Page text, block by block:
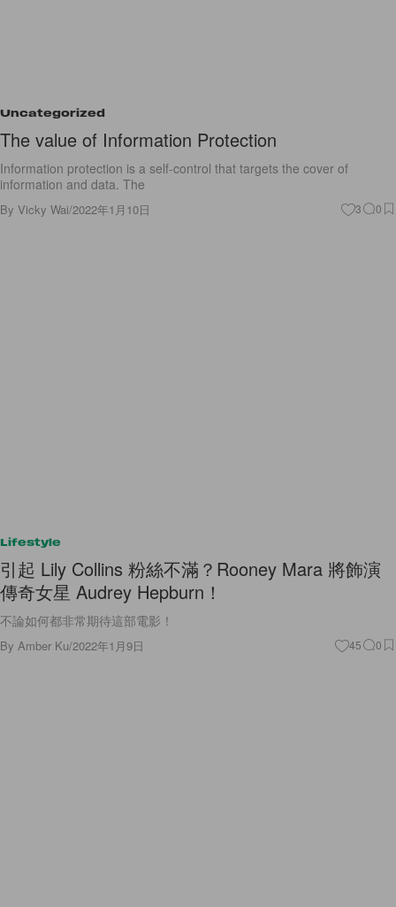
Uncategorized
The value of Information Protection
Information protection is a self-control that targets the cover of
information and data. The
By Vicky Wai/2022年1月10日 3 0
引起 Lily Collins 粉絲不滿？Rooney Mara 將飾演
傳奇女星 Audrey Hepburn！
不論如何都非常期待這部電影！
ByAmber Ku/2022年1月9日